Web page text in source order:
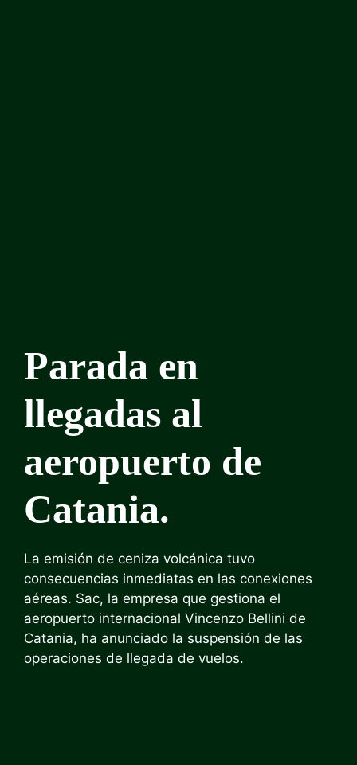
Parada en
llegadas al
aeropuerto de
Catania.
La emisión de ceniza volcánica tuvo
consecuencias inmediatas en las conexiones
aéreas. Sac, la empresa que gestiona el
aeropuerto internacional Vincenzo Bellini de
Catania, ha anunciado la suspensión de las
operaciones de llegada de vuelos.